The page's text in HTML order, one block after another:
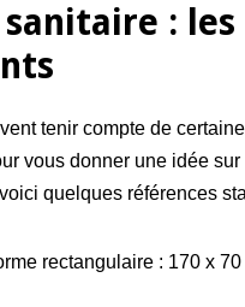
:
tenir compte de
vous donner une idée sur
voici quelques références
rectangulaire : 170 x